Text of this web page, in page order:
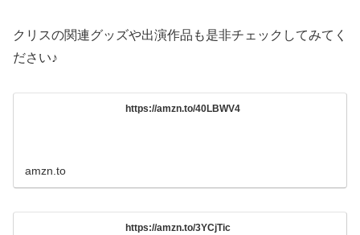
クリスの関連グッズや出演作品も是非チェックしてみてく
ださい♪
https://amzn.to/40LBWV4
amzn.to
https://amzn.to/3YCjTic